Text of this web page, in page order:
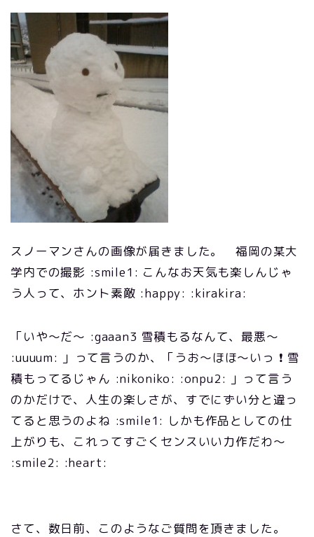
スノーマンさんの画像が届きました。 福岡の某大
学内での撮影 :smile1: こんなお天気も楽しんじゃ
う人って、ホント素敵 :happy: :kirakira:
「いや～だ～ :gaaan3 雪積もるなんて、最悪～
:uuuum: 」って言うのか、「うお～ほほ～いっ ❗ 雪
積もってるじゃん :nikoniko: :onpu2: 」って言う
のかだけで、人生の楽しさが、すでにずい分と違っ
てると思うのよね :smile1: しかも作品としての仕
上がりも、これってすごくセンスいい力作だわ～
:smile2: :heart:
さて、数日前、このようなご質問を頂きました。